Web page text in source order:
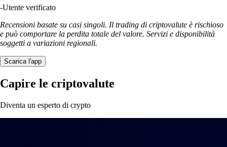
-Utente verificato
Recensioni basate su casi singoli. Il trading di criptovalute è rischioso
e può comportare la perdita totale del valore. Servizi e disponibilità
soggetti a variazioni regionali.
Scarica l'app
Capire le criptovalute
Diventa un esperto di crypto